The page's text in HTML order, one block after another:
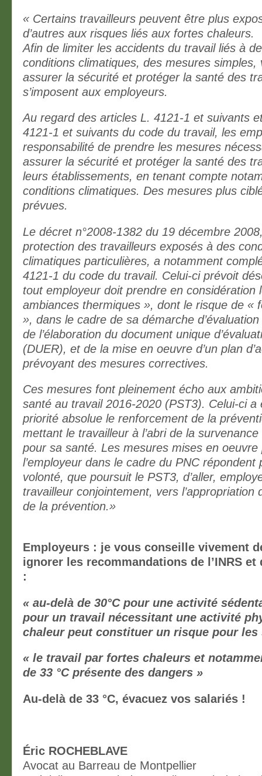
« Certains travailleurs peuvent être plus
d’autres aux risques liés aux fortes chaleurs.
Afin de limiter les accidents du travail liés à
conditions climatiques, des mesures simples,
assurer la sécurité et protéger la santé des
s’imposent aux employeurs.
Au regard des articles L. 4121-1 et suivants
4121-1 et suivants du code du travail, les
responsabilité de prendre les mesures
assurer la sécurité et protéger la santé des
leurs établissements, en tenant compte
conditions climatiques. Des mesures plus
prévues.
Le décret n°2008-1382 du 19 décembre
protection des travailleurs exposés à des
climatiques particulières, a notamment
4121-1 du code du travail. Celui-ci prévoit
tout employeur doit prendre en considération
ambiances thermiques », dont le risque de «
», dans le cadre de sa démarche
de l’élaboration du document unique
(DUER), et de la mise en oeuvre d’un plan
prévoyant des mesures correctives.
Ces mesures font pleinement écho aux
santé au travail 2016-2020 (PST3). Celui-ci a
priorité absolue le renforcement de la
mettant le travailleur à l’abri de la survenance
pour sa santé. Les mesures mises en oeuvre
l’employeur dans le cadre du PNC répondent
volonté, que poursuit le PST3, d’aller,
travailleur conjointement, vers l’appropriation
de la prévention.»
Employeurs : je vous conseille vivement
ignorer les recommandations de l’INRS et
:
« au-delà de 30°C pour une activité
pour un travail nécessitant une activité
chaleur peut constituer un risque pour les
« le travail par fortes chaleurs et
de 33 °C présente des dangers »
Au-delà de 33 °C, évacuez vos salariés !
Éric ROCHEBLAVE
Avocat au Barreau de Montpellier